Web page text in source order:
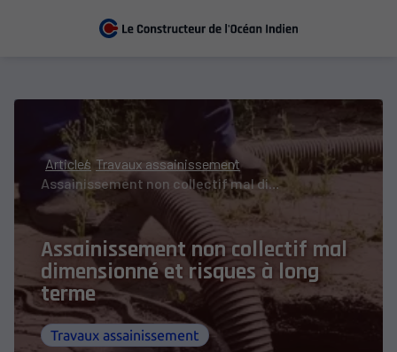
Articles Travaux assainissement
Assainissement non collectif mal dimensionné et risques à long terme
Assainissement non collectif mal
dimensionné et risques à long
terme
Travaux assainissement